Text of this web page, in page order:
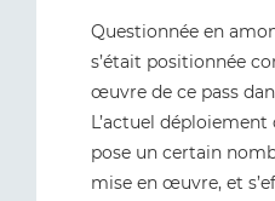
Questionnée en
s’était positionnée
œuvre de ce pass
L’actuel
pose un certain
mise en œuvre, et